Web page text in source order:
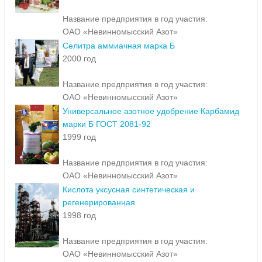
Название предприятия в год участия:
ОАО «Невинномысский Азот»
Селитра аммиачная марка Б
2000 год
Название предприятия в год участия:
ОАО «Невинномысский Азот»
Универсальное азотное удобрение Карбамид
марки Б ГОСТ 2081-92
1999 год
Название предприятия в год участия:
ОАО «Невинномысский Азот»
Кислота уксусная синтетическая и
регенерированная
1998 год
Название предприятия в год участия:
ОАО «Невинномысский Азот»